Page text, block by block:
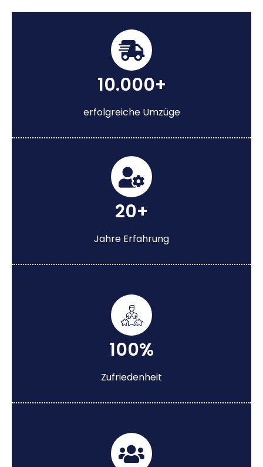
10.000+
erfolgreiche Umzüge
20+
Jahre Erfahrung
100%
Zufriedenheit